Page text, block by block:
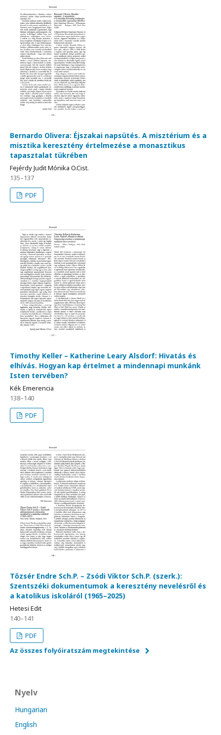
Bernardo Olivera: Éjszakai napsütés. A misztérium és a
misztika keresztény értelmezése a monasztikus
tapasztalat tükrében
Fejérdy Judit Mónika O.Cist.
135–137
PDF
Timothy Keller – Katherine Leary Alsdorf: Hivatás és
elhívás. Hogyan kap értelmet a mindennapi munkánk
Isten tervében?
Kék Emerencia
138–140
PDF
Tőzsér Endre Sch.P. – Zsódi Viktor Sch.P. (szerk.):
Szentszéki dokumentumok a keresztény nevelésről és
a katolikus iskoláról (1965–2025)
Hetesi Edit
140–141
PDF
Az összes folyóiratszám megtekintése
Nyelv
Hungarian
English